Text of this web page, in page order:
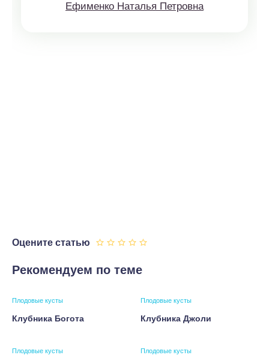
Ефименко Наталья Петровна
Оцените статью
Рекомендуем по теме
Плодовые кусты
Клубника Богота
Плодовые кусты
Клубника Джоли
Плодовые кусты Плодовые кусты